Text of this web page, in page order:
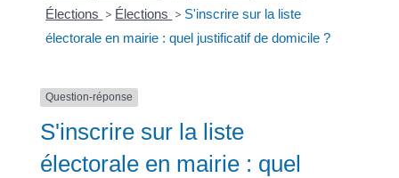
Élections > Élections > S'inscrire sur la liste
électorale en mairie : quel justificatif de domicile ?
Question-réponse
S'inscrire sur la liste
électorale en mairie : quel